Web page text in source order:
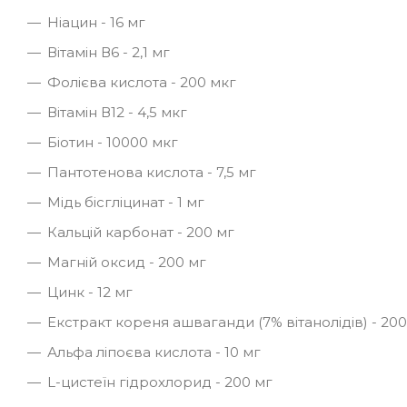
Ніацин - 16 мг
Вітамін В6 - 2,1 мг
Фолієва кислота - 200 мкг
Вітамін В12 - 4,5 мкг
Біотин - 10000 мкг
Пантотенова кислота - 7,5 мг
Мідь бісгліцинат - 1 мг
Кальцій карбонат - 200 мг
Магній оксид - 200 мг
Цинк - 12 мг
Екстракт кореня ашваганди (7% вітанолідів) -
Альфа ліпоєва кислота - 10 мг
L-цистеїн гідрохлорид - 200 мг